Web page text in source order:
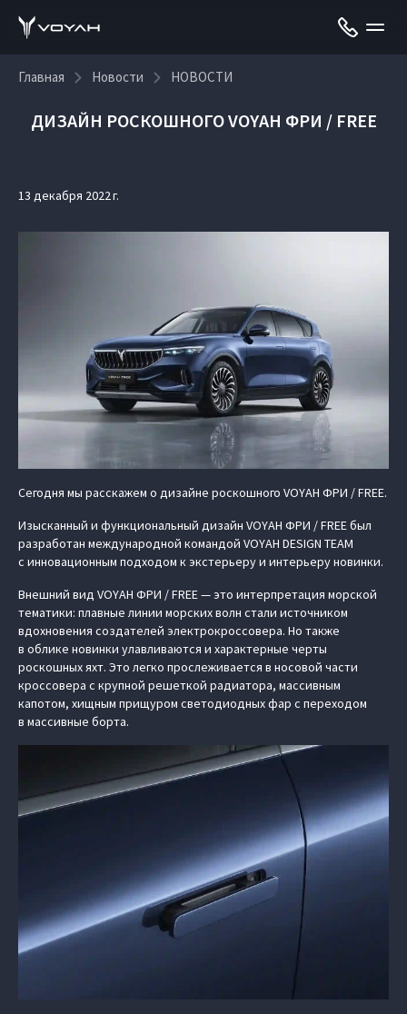
Главная Новости НОВОСТИ
ДИЗАЙН РОСКОШНОГО VOYAH ФРИ / FREE
13 декабря 2022 г.
Сегодня мы расскажем о дизайне роскошного VOYAH ФРИ / FREE.
Изысканный и функциональный дизайн VOYAH ФРИ / FREE был
разработан международной командой VOYAH DESIGN TEAM
с инновационным подходом к экстерьеру и интерьеру новинки.
Внешний вид VOYAH ФРИ / FREE — это интерпретация морской
тематики: плавные линии морских волн стали источником
вдохновения создателей электрокроссовера. Но также
в облике новинки улавливаются и характерные черты
роскошных яхт. Это легко прослеживается в носовой части
кроссовера с крупной решеткой радиатора, массивным
капотом, хищным прищуром светодиодных фар с переходом
в массивные борта.